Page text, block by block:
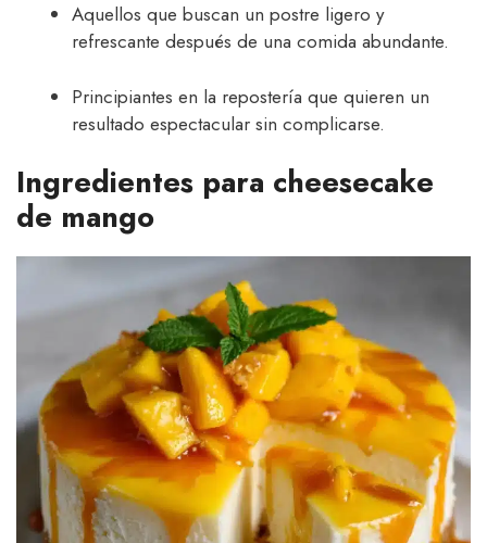
Aquellos que buscan un postre ligero y
refrescante después de una comida abundante.
Principiantes en la repostería que quieren un
resultado espectacular sin complicarse.
Ingredientes para cheesecake
de mango